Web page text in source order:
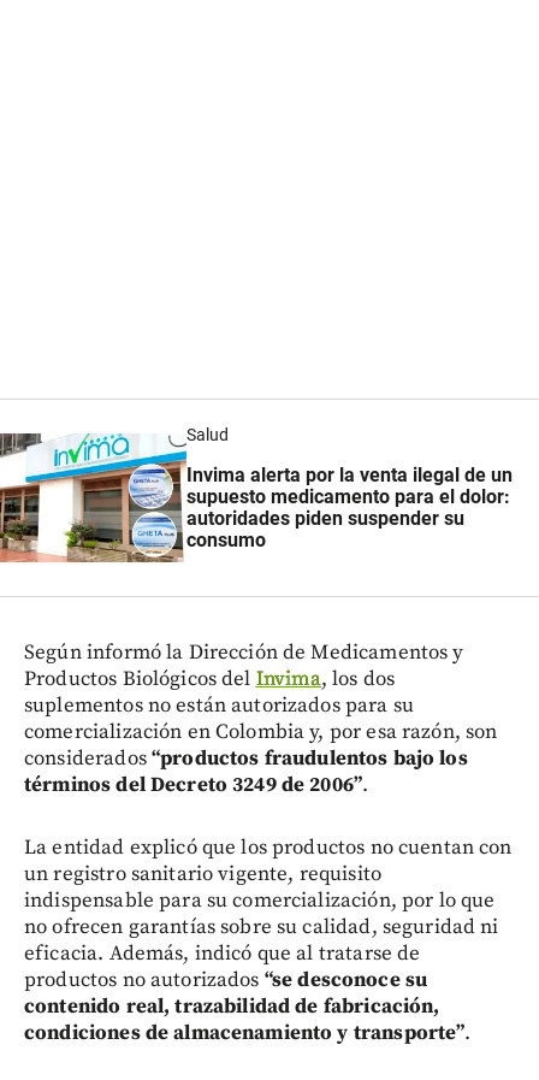
Salud
Invima alerta por la venta ilegal de un
supuesto medicamento para el dolor:
autoridades piden suspender su
consumo
Según informó la Dirección de Medicamentos y
Productos Biológicos del Invima, los dos
suplementos no están autorizados para su
comercialización en Colombia y, por esa razón, son
considerados“productos fraudulentos bajo los
términos del Decreto 3249 de 2006”.
La entidad explicó que los productos no cuentan con
un registro sanitario vigente, requisito
indispensable para su comercialización, por lo que
no ofrecen garantías sobre su calidad, seguridad ni
eficacia. Además, indicó que al tratarse de
productos no autorizados “se desconoce su
contenido real, trazabilidad de fabricación,
condiciones de almacenamiento y transporte”.